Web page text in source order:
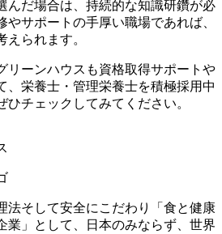
んだ場合は、持続的な知識研鑽が必
サポートの手厚い職場であれば、
えられます。
リーンハウスも資格取得サポートや
、栄養士・管理栄養士を積極採用中
ひチェックしてみてください。
法そして安全にこだわり「 食と健康
業 」として、日本のみならず、世界